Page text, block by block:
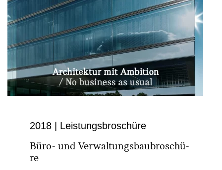
2018 | Leistungsbroschüre
Büro- und Ver­wal­tungs­bau­bro­schü­
re